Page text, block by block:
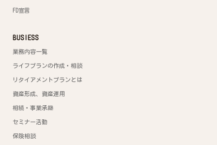
FD宣言
BUSIESS
業務内容一覧
ライフプランの作成・相談
リタイアメントプランとは
資産形成、資産運用
相続・事業承継
セミナー活動
保険相談